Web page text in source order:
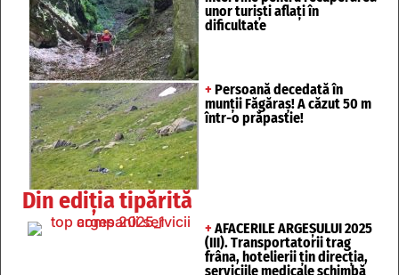
unor turişti aflaţi în
dificultate
+ Persoană decedată în
munții Făgăraș! A căzut 50 m
într-o prăpastie!
Din ediția tipărită
+ AFACERILE ARGEȘULUI 2025
(III). Transportatorii trag
frâna, hotelierii țin direcția,
serviciile medicale schimbă